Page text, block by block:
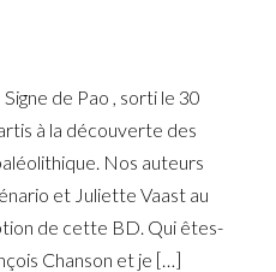
de Pao , sorti le 30
à la découverte des
Nos auteurs
et Juliette Vaast au
de cette BD. Qui êtes-
Chanson et je […]